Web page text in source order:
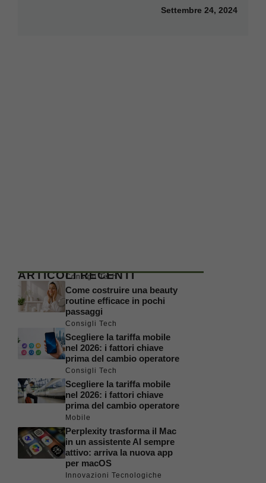
Settembre 24, 2024
ARTICOLI RECENTI
Consigli Tech
Come costruire una beauty
routine efficace in pochi
passaggi
Consigli Tech
Scegliere la tariffa mobile
nel 2026: i fattori chiave
prima del cambio operatore
Consigli Tech
Scegliere la tariffa mobile
nel 2026: i fattori chiave
prima del cambio operatore
Mobile
Perplexity trasforma il Mac
in un assistente AI sempre
attivo: arriva la nuova app
per macOS
Innovazioni Tecnologiche